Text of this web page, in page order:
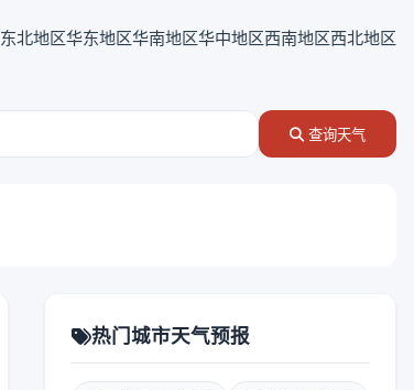
东北地区华东地区华南地区华中地区西南地区西北地区
查询天气
热门城市天气预报